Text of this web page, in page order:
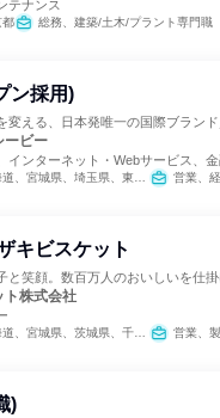
テナンス
都 総務、建築/土木/プラント専門職
ン採用)
変える、日本発唯一の国際ブラン
ービー
インターネット・Webサービス、
県、埼玉県、東京都、愛知県、大阪府、鳥取県、島根県、広島県、福岡県 営業、経営/事業企画、金融専門職、経理/
キビスケット
と笑顔。数百万人のおいしいを仕掛
ト株式会社
県、千葉県、東京都、神奈川県、石川県、長野県、愛知県、大阪府、広島県、香川県、福岡県、鹿児島県、沖縄県 営業、製造・生
)